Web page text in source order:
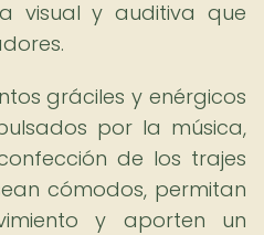
visual y auditiva que
gráciles y enérgicos
por la música,
de los trajes
cómodos, permitan
y aporten un